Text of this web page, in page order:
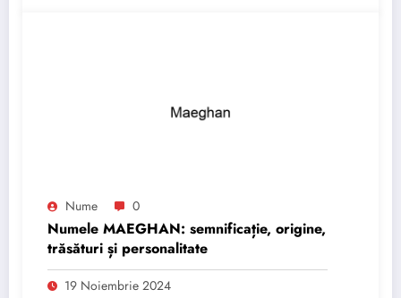
Nume 0
Numele MAEGHAN: semnificație, origine,
trăsături și personalitate
19 Noiembrie 2024